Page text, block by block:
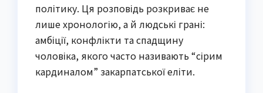
політику. Ця розповідь розкриває не
лише хронологію, а й людські грані:
амбіції, конфлікти та спадщину
чоловіка, якого часто називають “сірим
кардиналом” закарпатської еліти.